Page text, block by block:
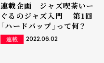
連載企画 ジャズ喫茶いー
ぐるのジャズ入門 第1回
「ハードバップ」って何？
連載 2022.06.02